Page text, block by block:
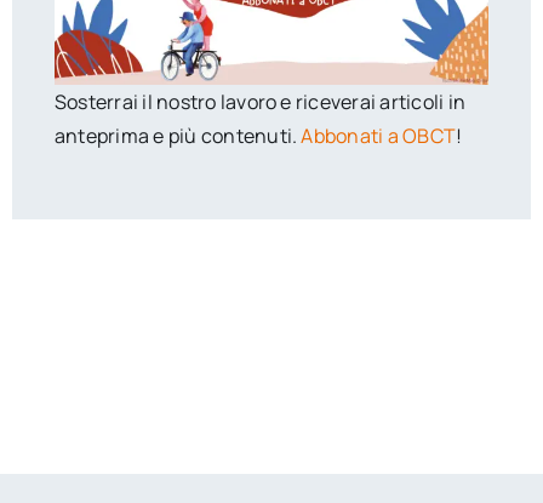
Sosterrai il nostro lavoro e riceverai articoli in
anteprima e più contenuti.Abbonati a OBCT!